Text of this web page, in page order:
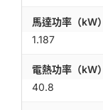
馬達功率（kW）
1.187
電熱功率（kW）
40.8